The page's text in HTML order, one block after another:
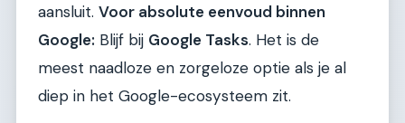
aansluit. Voor absolute eenvoud binnen
Google: Blijf bij Google Tasks. Het is de
meest naadloze en zorgeloze optie als je al
diep in het Google-ecosysteem zit.